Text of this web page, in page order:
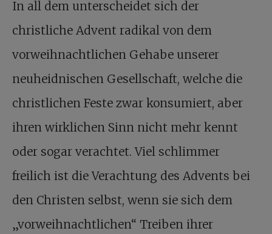
In all dem unterscheidet sich der
christliche Advent radikal von dem
vorweihnachtlichen Gehabe unserer
neuheidnischen Gesellschaft, welche die
christlichen Feste zwar konsumiert, aber
ihren wirklichen Sinn nicht mehr kennt
oder sogar verachtet. Viel schlimmer
freilich ist die Verachtung des Advents bei
den Christen selbst, wenn sie sich dem
„vorweihnachtlichen“ Treiben ihrer